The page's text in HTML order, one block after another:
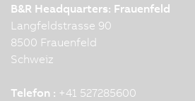
B&R Headquarters: Frauenfeld
Langfeldstrasse 90
8500 Frauenfeld
Schweiz
Telefon : +41 527285600